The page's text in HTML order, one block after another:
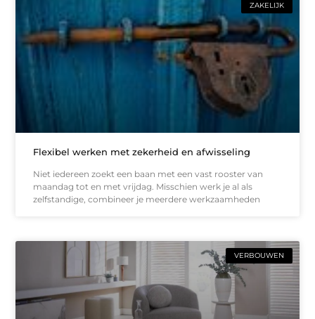
ZAKELIJK
Flexibel werken met zekerheid en afwisseling
Niet iedereen zoekt een baan met een vast rooster van
maandag tot en met vrijdag. Misschien werk je al als
zelfstandige, combineer je meerdere werkzaamheden
VERBOUWEN